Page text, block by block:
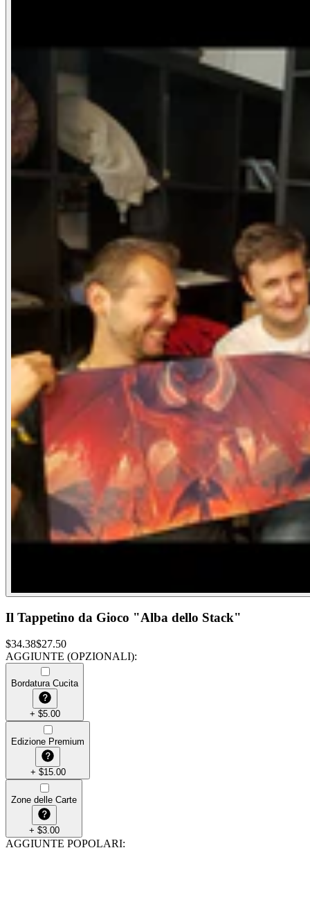
Il Tappetino da Gioco "Alba dello Stack"
$34.38$27.50
AGGIUNTE (OPZIONALI):
Bordatura Cucita
+ $5.00
Edizione Premium
+ $15.00
Zone delle Carte
+ $3.00
AGGIUNTE POPOLARI: